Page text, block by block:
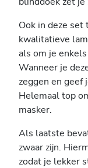
Ook in deze set
kwalitatieve
als om je
Wanneer je
zeggen en geef
Helemaal top
masker.
Als laatste
zwaar zijn.
zodat je lekker